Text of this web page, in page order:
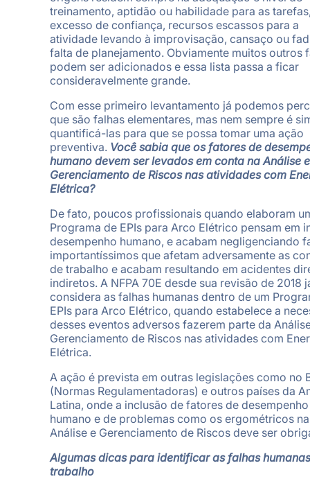
treinamento, aptidão ou habilidade para as
excesso de confiança, recursos escassos para a
atividade levando à improvisação, cansaço ou
falta de planejamento. Obviamente muitos outros
podem ser adicionados e essa lista passa a ficar
consideravelmente grande.
Com esse primeiro levantamento já podemos
que são falhas elementares, mas nem sempre é
quantificá-las para que se possa tomar uma ação
preventiva. Você sabia que os fatores de
humano devem ser levados em conta na Análise e
Gerenciamento de Riscos nas atividades com
Elétrica?
De fato, poucos profissionais quando elaboram
Programa de EPIs para Arco Elétrico pensam em
desempenho humano, e acabam negligenciando
importantíssimos que afetam adversamente as
de trabalho e acabam resultando em acidentes
indiretos. A NFPA 70E desde sua revisão de 2018
considera as falhas humanas dentro de um
EPIs para Arco Elétrico, quando estabelece a
desses eventos adversos fazerem parte da
Gerenciamento de Riscos nas atividades com
Elétrica.
A ação é prevista em outras legislações como no
(Normas Regulamentadoras) e outros países da
Latina, onde a inclusão de fatores de desempenho
humano e de problemas como os ergométricos na
Análise e Gerenciamento de Riscos deve ser
Algumas dicas para identificar as falhas
trabalho